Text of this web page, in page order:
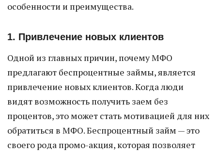
особенности и преимущества.
1. Привлечение новых клиентов
Одной из главных причин, почему МФО
предлагают беспроцентные займы, является
привлечение новых клиентов. Когда люди
видят возможность получить заем без
процентов, это может стать мотивацией для них
обратиться в МФО. Беспроцентный займ — это
своего рода промо-акция, которая позволяет